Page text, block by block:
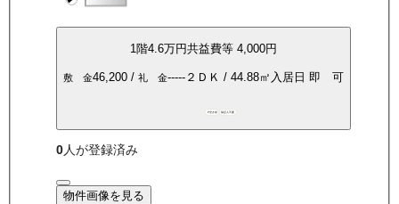
1階4.6万円共益費等 4,000円
敷 金46,200/ 礼 金-----２ＤＫ / 44.88㎡ 入居日 即 可
P空き有 保証人不要
0人が登録済み
物件画像を見る